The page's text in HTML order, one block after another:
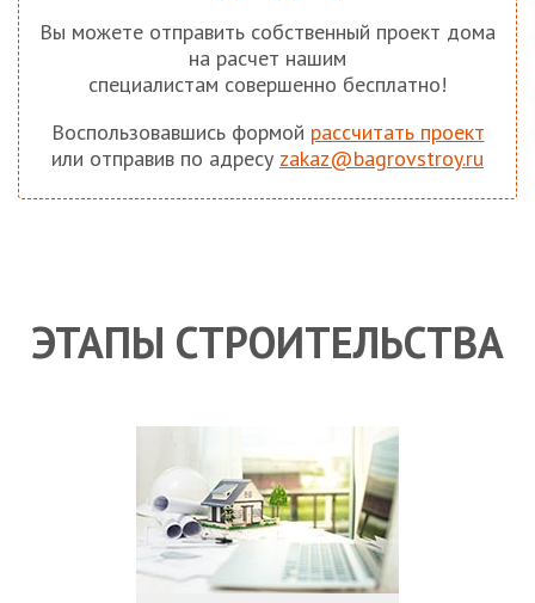
Вы можете отправить собственный проект дома
на расчет нашим
специалистам совершенно бесплатно!
Воспользовавшись формой рассчитать проект
или отправив по адресу zakaz@bagrovstroy.ru
ЭТАПЫ СТРОИТЕЛЬСТВА